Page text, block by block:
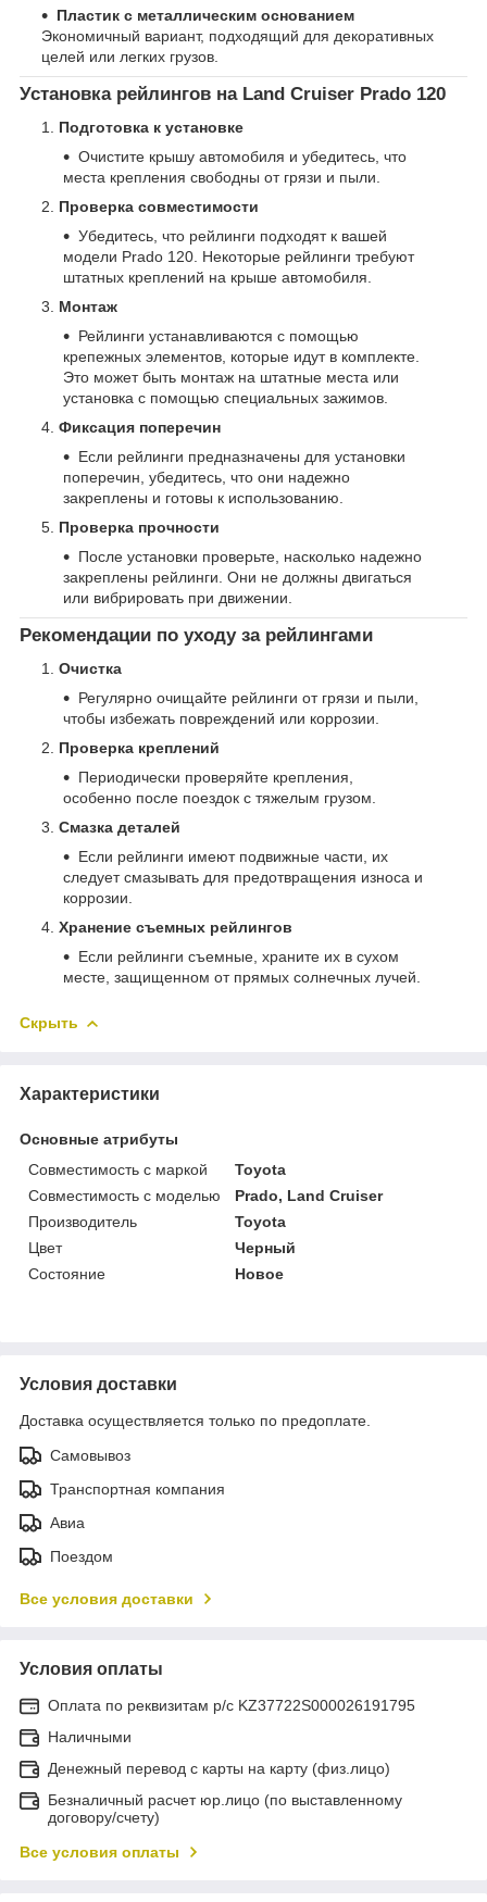
Пластик с металлическим основанием
Экономичный вариант, подходящий для декоративных
целей или легких грузов.
Установка рейлингов на Land Cruiser Prado 120
Подготовка к установке
Очистите крышу автомобиля и убедитесь, что
места крепления свободны от грязи и пыли.
Проверка совместимости
Убедитесь, что рейлинги подходят к вашей
модели Prado 120. Некоторые рейлинги требуют
штатных креплений на крыше автомобиля.
Монтаж
Рейлинги устанавливаются с помощью
крепежных элементов, которые идут в комплекте.
Это может быть монтаж на штатные места или
установка с помощью специальных зажимов.
Фиксация поперечин
Если рейлинги предназначены для установки
поперечин, убедитесь, что они надежно
закреплены и готовы к использованию.
Проверка прочности
После установки проверьте, насколько надежно
закреплены рейлинги. Они не должны двигаться
или вибрировать при движении.
Рекомендации по уходу за рейлингами
Очистка
Регулярно очищайте рейлинги от грязи и пыли,
чтобы избежать повреждений или коррозии.
Проверка креплений
Периодически проверяйте крепления,
особенно после поездок с тяжелым грузом.
Смазка деталей
Если рейлинги имеют подвижные части, их
следует смазывать для предотвращения износа и
коррозии.
Хранение съемных рейлингов
Если рейлинги съемные, храните их в сухом
месте, защищенном от прямых солнечных лучей.
Скрыть
Характеристики
Основные атрибуты
Совместимость с маркой
Toyota
Совместимость с моделью
Prado, Land Cruiser
Производитель
Toyota
Цвет
Черный
Состояние
Новое
Условия доставки
Доставка осуществляется только по предоплате.
Самовывоз
Транспортная компания
Авиа
Поездом
Все условия доставки
Условия оплаты
Оплата по реквизитам р/с KZ37722S000026191795
Наличными
Денежный перевод с карты на карту (физ.лицо)
Безналичный расчет юр.лицо (по выставленному
договору/счету)
Все условия оплаты